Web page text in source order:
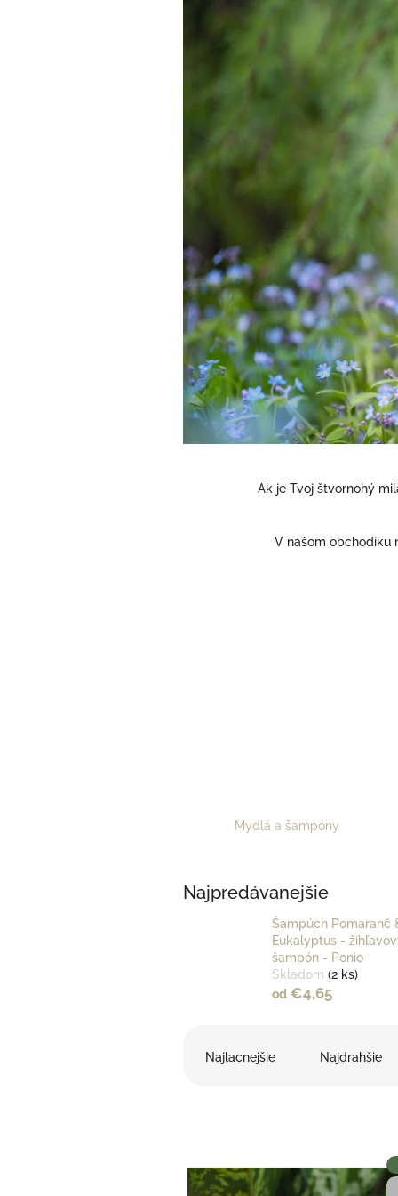
Ak je Tvoj štvornohý
V našom obchodíku
Mydlá a šampóny
Najpredávanejšie
Šampúch Pomaranč
Eukalyptus -
šampón - Ponio
Skladom (2 ks)
od €4,65
p
Najlacnejšie Najdrahšie
ý